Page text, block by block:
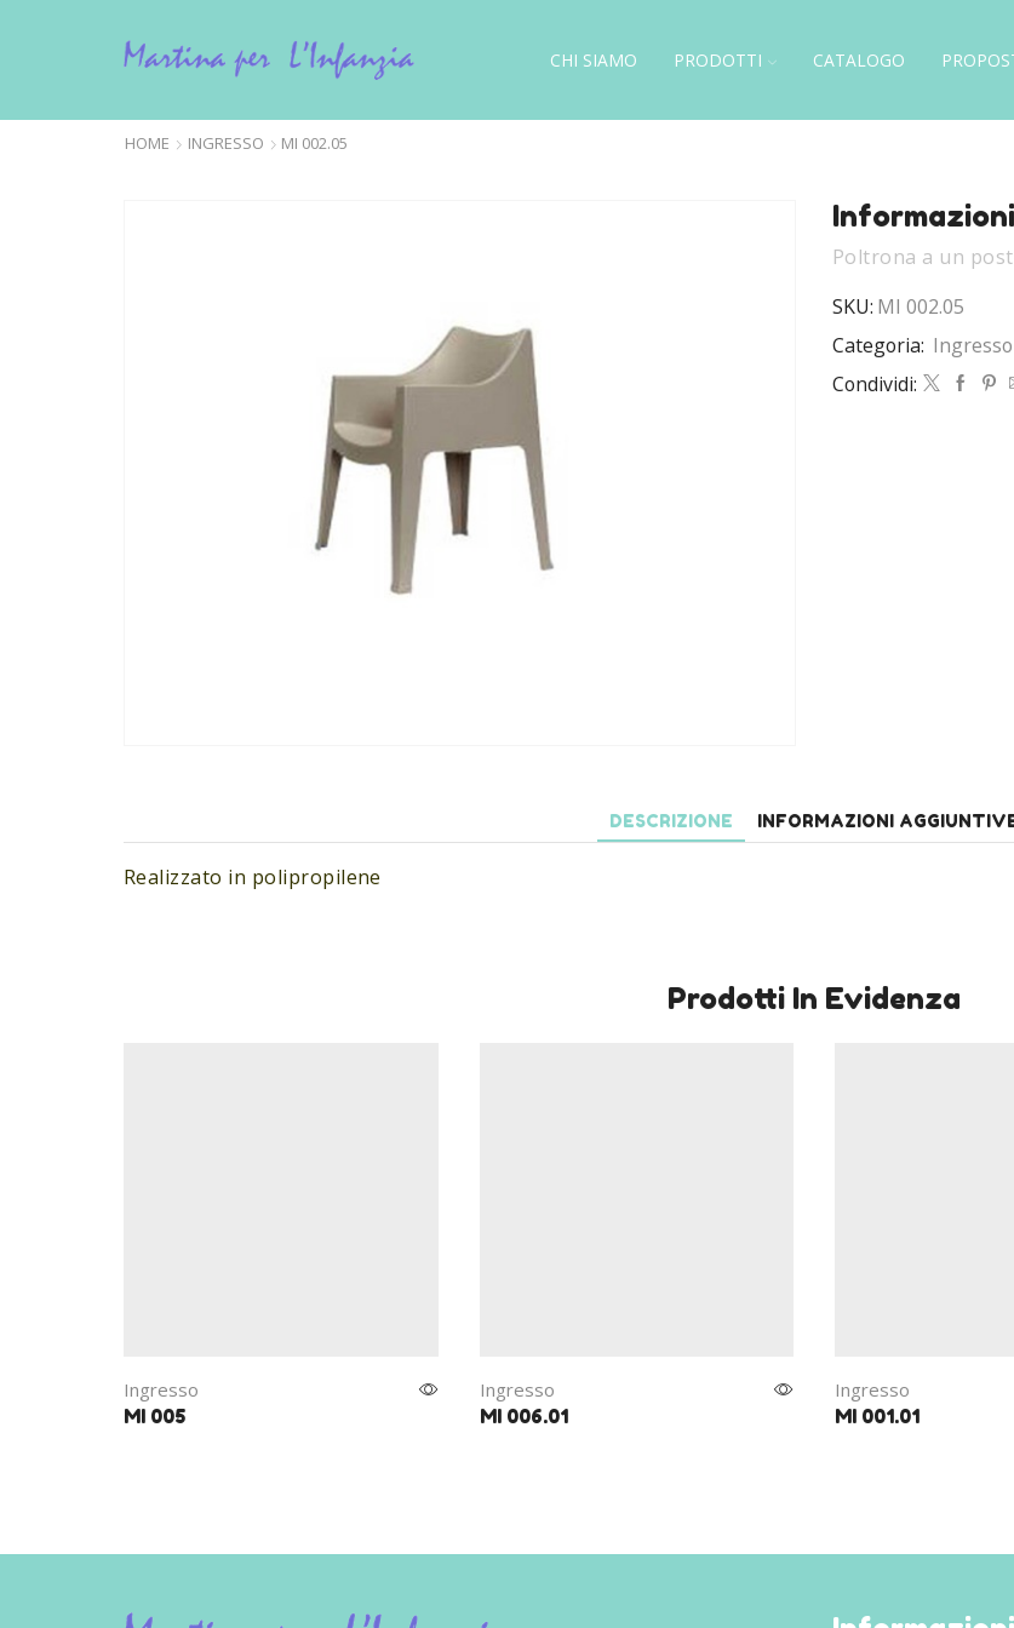
CHI SIAMO PRODOTTI CATALOGO
HOME INGRESSO MI 002.05
Poltrona a un
SKU: MI 002.05
Categoria: Ingresso
Condividi:
DESCRIZIONE INFORMAZIONI
Realizzato in polipropilene
Prodotti In Evidenza
Ingresso
MI 005
Ingresso
MI 006.01
Ingresso
MI 001.01